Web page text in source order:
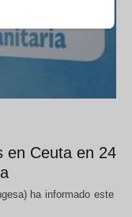
en Ceuta en 24
ha informado este